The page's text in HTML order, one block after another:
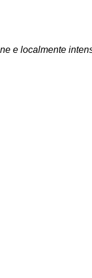
e localmente